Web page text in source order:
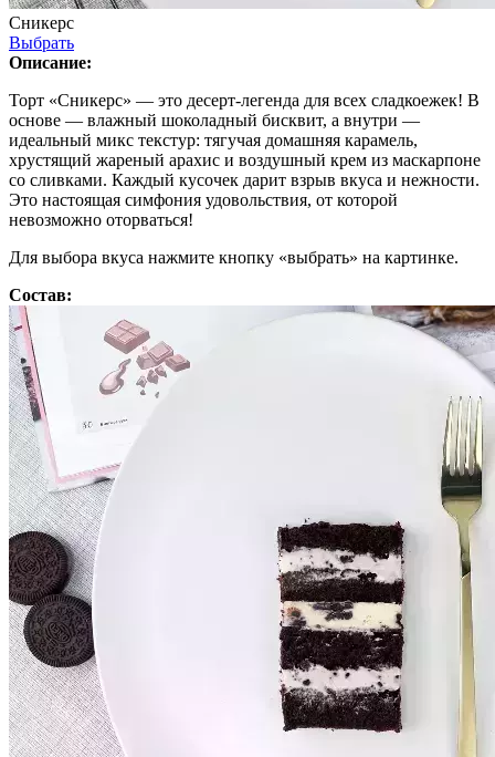
Сникерс
Выбрать
Описание:
Торт «Сникерс» — это десерт-легенда для всех сладкоежек! В
основе — влажный шоколадный бисквит, а внутри —
идеальный микс текстур: тягучая домашняя карамель,
хрустящий жареный арахис и воздушный крем из маскарпоне
со сливками. Каждый кусочек дарит взрыв вкуса и нежности.
Это настоящая симфония удовольствия, от которой
невозможно оторваться!
Для выбора вкуса нажмите кнопку «выбрать» на картинке.
Состав: